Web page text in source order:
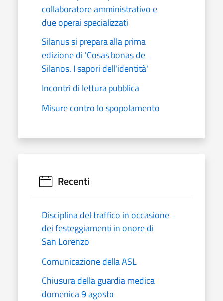
collaboratore amministrativo e
due operai specializzati
Silanus si prepara alla prima
edizione di 'Cosas bonas de
Silanos. I sapori dell'identità'
Incontri di lettura pubblica
Misure contro lo spopolamento
Recenti
Disciplina del traffico in occasione
dei festeggiamenti in onore di
San Lorenzo
Comunicazione della ASL
Chiusura della guardia medica
domenica 9 agosto